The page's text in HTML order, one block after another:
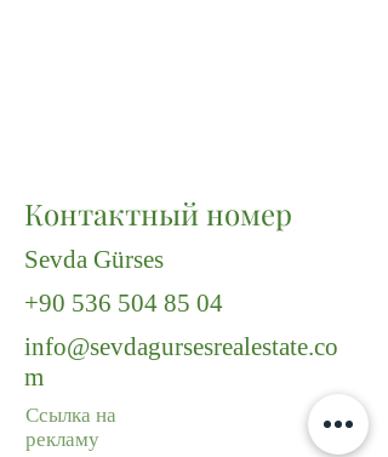
Контактный номер
Sevda Gürses
+90 536 504 85 04
info@sevdagursesrealestate.co
m
Ссылка на
рекламу